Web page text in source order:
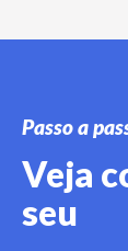
Passo a
Veja
seu